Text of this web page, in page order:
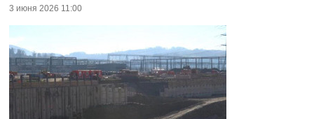
3 июня 2026 11:00